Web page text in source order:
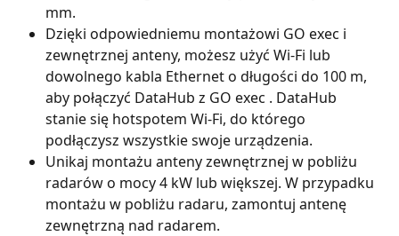
mm.
Dzięki odpowiedniemu montażowi GO exec i
zewnętrznej anteny, możesz użyć Wi-Fi lub
dowolnego kabla Ethernet o długości do 100 m,
aby połączyć DataHub z GO exec . DataHub
stanie się hotspotem Wi-Fi, do którego
podłączysz wszystkie swoje urządzenia.
Unikaj montażu anteny zewnętrznej w pobliżu
radarów o mocy 4 kW lub większej. W przypadku
montażu w pobliżu radaru, zamontuj antenę
zewnętrzną nad radarem.